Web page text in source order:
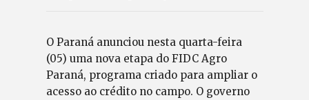
O Paraná anunciou nesta quarta-feira
(05) uma nova etapa do FIDC Agro
Paraná, programa criado para ampliar o
acesso ao crédito no campo. O governo